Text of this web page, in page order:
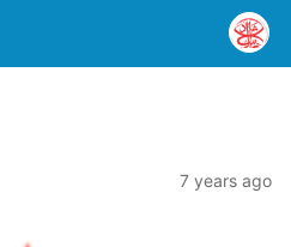
7 years ago